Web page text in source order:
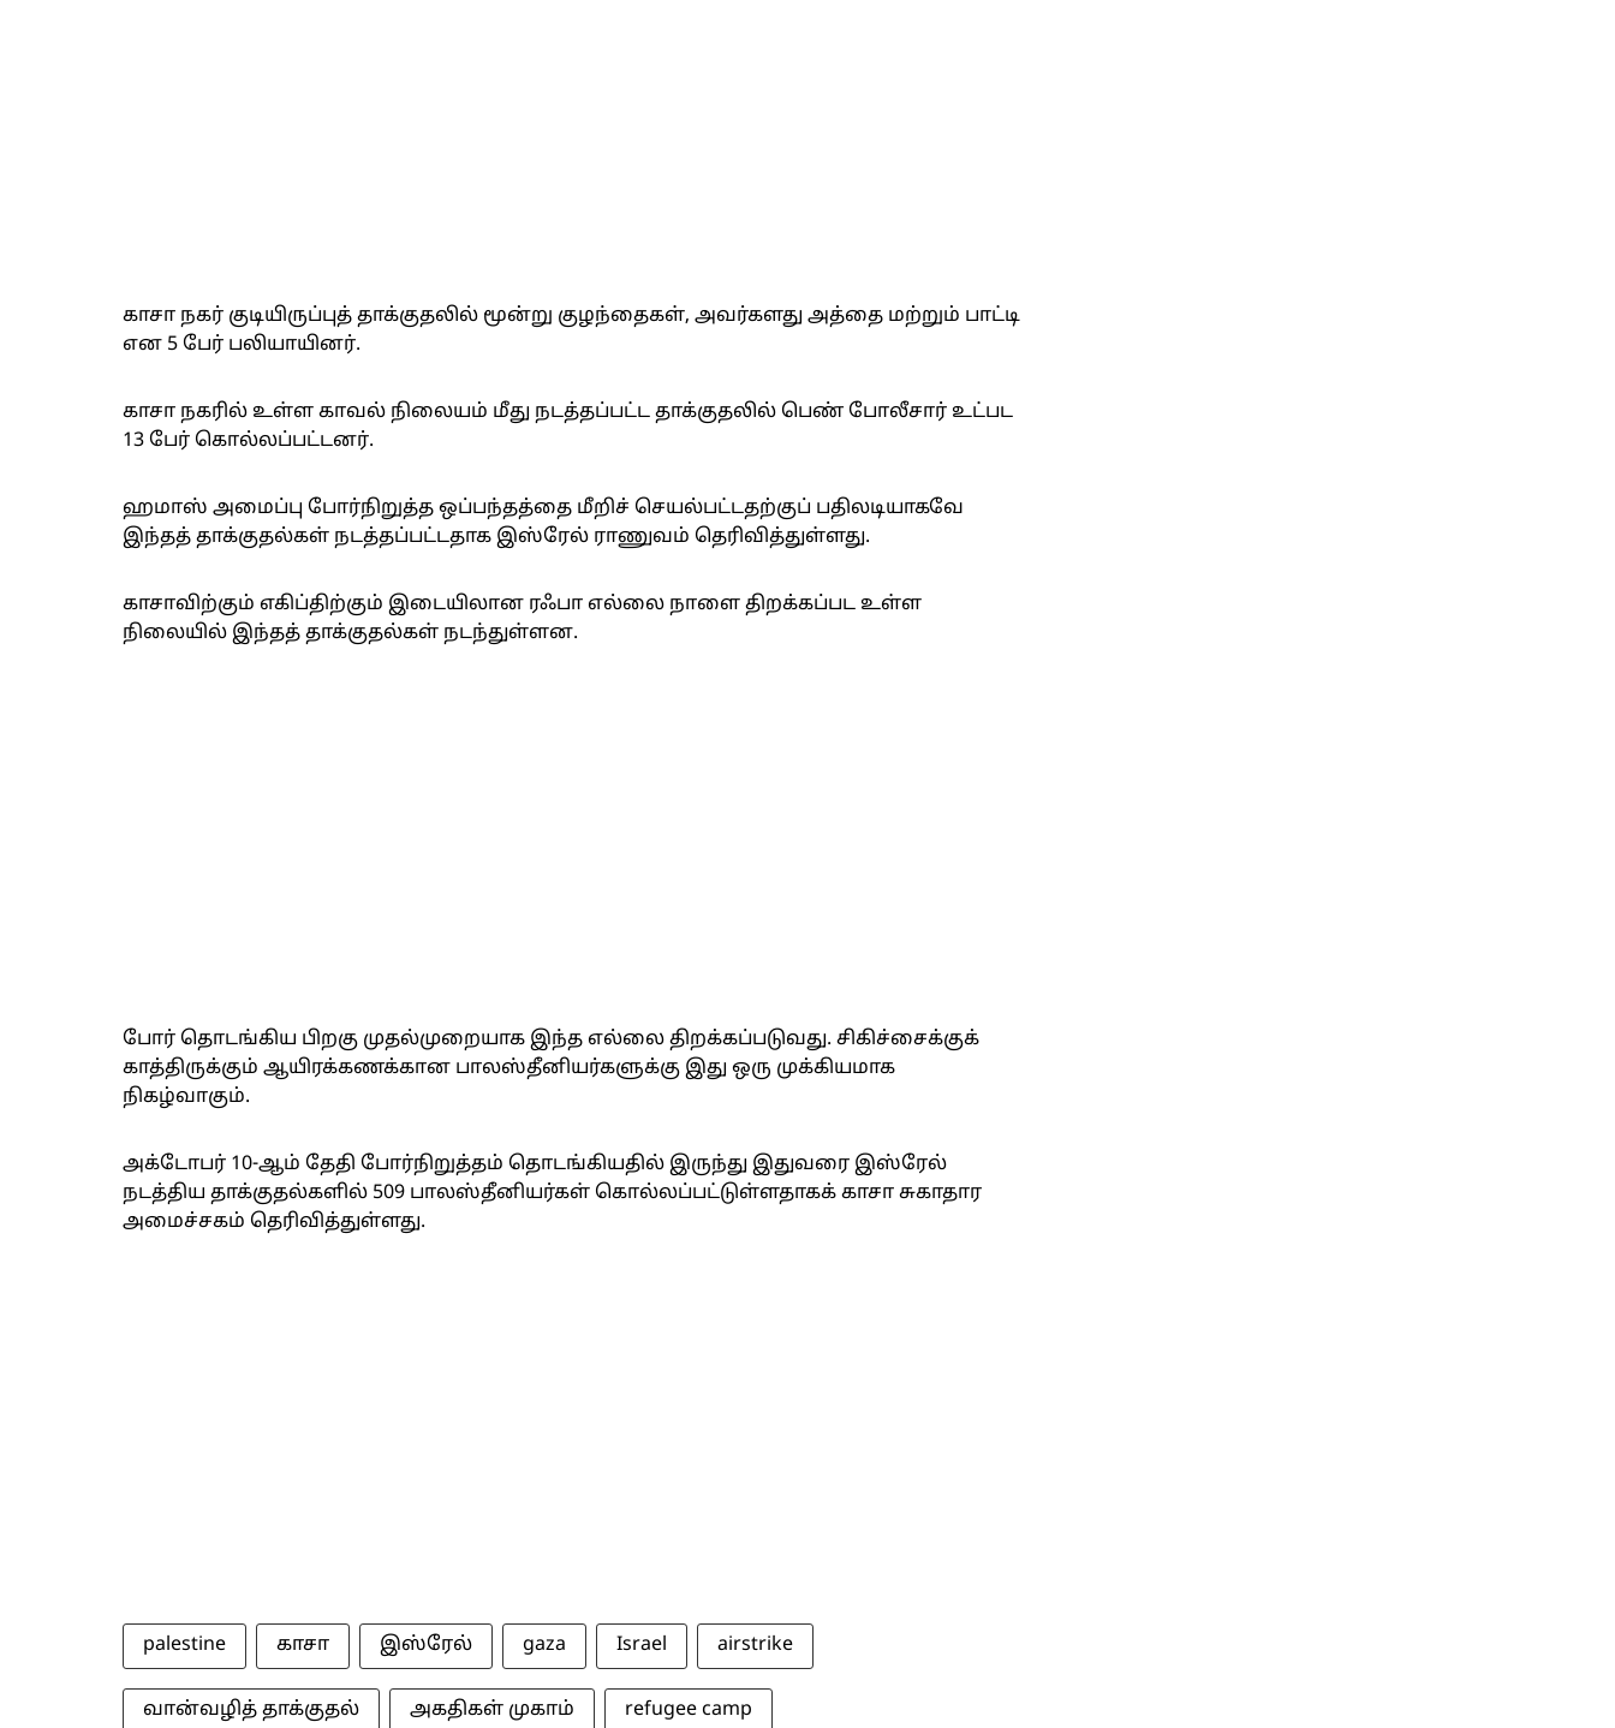
காசா நகர் குடியிருப்புத் தாக்குதலில் மூன்று குழந்தைகள், அவர்களது அத்தை மற்றும் பாட்டி
என 5 பேர் பலியாயினர்.
காசா நகரில் உள்ள காவல் நிலையம் மீது நடத்தப்பட்ட தாக்குதலில் பெண் போலீசார் உட்பட
13 பேர் கொல்லப்பட்டனர்.
ஹமாஸ் அமைப்பு போர்நிறுத்த ஒப்பந்தத்தை மீறிச் செயல்பட்டதற்குப் பதிலடியாகவே
இந்தத் தாக்குதல்கள் நடத்தப்பட்டதாக இஸ்ரேல் ராணுவம் தெரிவித்துள்ளது.
காசாவிற்கும் எகிப்திற்கும் இடையிலான ரஃபா எல்லை நாளை திறக்கப்பட உள்ள
நிலையில் இந்தத் தாக்குதல்கள் நடந்துள்ளன.
போர் தொடங்கிய பிறகு முதல்முறையாக இந்த எல்லை திறக்கப்படுவது. சிகிச்சைக்குக்
காத்திருக்கும் ஆயிரக்கணக்கான பாலஸ்தீனியர்களுக்கு இது ஒரு முக்கியமாக
நிகழ்வாகும்.
அக்டோபர் 10-ஆம் தேதி போர்நிறுத்தம் தொடங்கியதில் இருந்து இதுவரை இஸ்ரேல்
நடத்திய தாக்குதல்களில் 509 பாலஸ்தீனியர்கள் கொல்லப்பட்டுள்ளதாகக் காசா சுகாதார
அமைச்சகம் தெரிவித்துள்ளது.
palestine காசா இஸ்ரேல் gaza Israel airstrike
வான்வழித் தாக்குதல் அகதிகள் முகாம் refugee camp